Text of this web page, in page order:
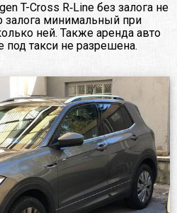
T-Cross R‑Line без залога не
залога минимальный при
ней. Также аренда авто
под такси не разрешена.